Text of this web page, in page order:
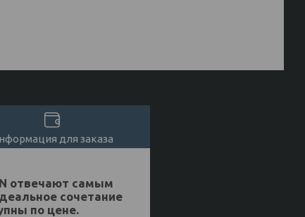
для заказа
отвечают самым
сочетание
по цене.